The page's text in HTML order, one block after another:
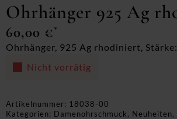
Ohrhänger 925 Ag
60,00 €*
Ohrhänger, 925 Ag rhodiniert,
Nicht vorrätig
Artikelnummer: 18038-00
Kategorien: Damenohrschmuck, Neuheiten,